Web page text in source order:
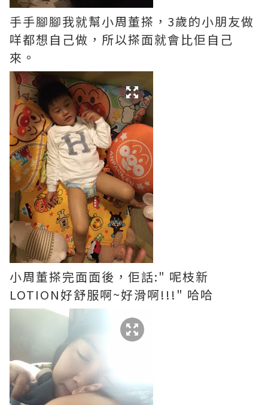
手手腳腳我就幫小周董搽，3歲的小朋友做
咩都想自己做，所以搽面就會比佢自己
來。
小周董搽完面面後，佢話:" 呢枝新
LOTION好舒服啊~好滑啊!!!" 哈哈